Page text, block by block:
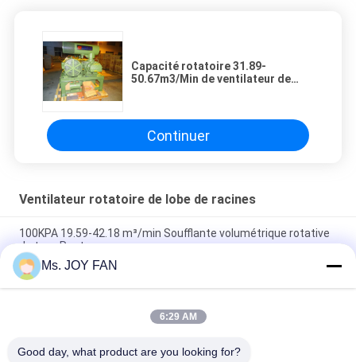
Capacité rotatoire 31.89-
50.67m3/Min de ventilateur de
Continuer
Ventilateur rotatoire de lobe de racines
100KPA 19.59-42.18 m³/min Soufflante volumétrique rotative
de type Roots
Capacité élevée 3600m3 de fonte/ventilateur rotatoire de
lobe racines d'heure
DN150 Souffleur à racines à lobe rotatif souffleur à racines à
Ms. JOY FAN
6:29 AM
Good day, what product are you looking for?